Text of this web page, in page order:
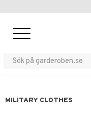
MILITARY CLOTHES